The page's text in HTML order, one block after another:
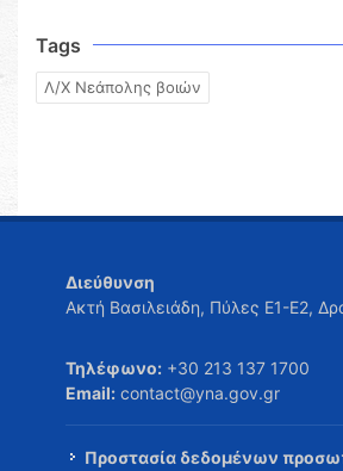
Tags
Λ/Χ Νεάπολης βοιών
Διεύθυνση
Ακτή Βασιλειάδη, Πύλες Ε1-Ε2,
Τηλέφωνο: +30 213 137 1700
Email: contact@yna.gov.gr
Προστασία δεδομένων